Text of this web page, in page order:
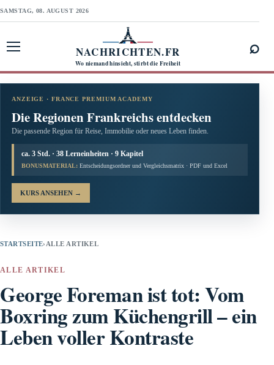
SAMSTAG, 08. AUGUST 2026
NACHRICHTEN.FR
Wo niemand hinsieht, stirbt die Freiheit
⌕
ANZEIGE · FRANCE PREMIUM ACADEMY
Die Regionen Frankreichs entdecken
Die passende Region für Reise, Immobilie oder neues Leben finden.
ca. 3 Std. · 38 Lerneinheiten · 9 Kapitel
BONUSMATERIAL: Entscheidungsordner und Vergleichsmatrix · PDF und Excel
KURS ANSEHEN →
STARTSEITE› ALLE ARTIKEL
ALLE ARTIKEL
George Foreman ist tot: Vom
Boxring zum Küchengrill – ein
Leben voller Kontraste